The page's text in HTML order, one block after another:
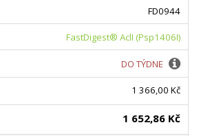
FD0944
FastDigest® AclI (Psp1406I)
DO TÝDNE
1 366,00 Kč
1 652,86 Kč